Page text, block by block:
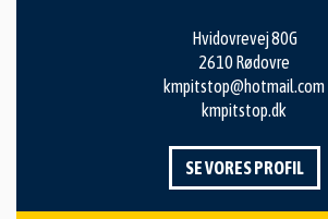
Hvidovrevej 80G
2610 Rødovre
kmpitstop@hotmail.com
kmpitstop.dk
SE VORES PROFIL